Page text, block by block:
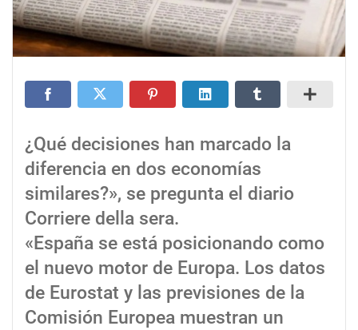
¿Qué decisiones han marcado la
diferencia en dos economías
similares?», se pregunta el diario
Corriere della sera.
«España se está posicionando como
el nuevo motor de Europa. Los datos
de Eurostat y las previsiones de la
Comisión Europea muestran un